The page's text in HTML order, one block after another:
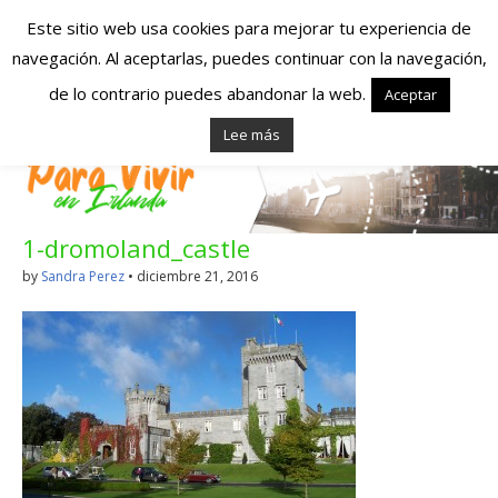
Españoles en
Irlanda – Vivir en
Irlanda – Trabajo
en Irlanda –
Alojamiento en
Irlanda
Blog dedicado a los que viven, estudian y trabajan en
Irlanda!
1-dromoland_castle
by Sandra Perez • diciembre 21, 2016
Este sitio web usa cookies para mejorar tu experiencia de
navegación. Al aceptarlas, puedes continuar con la navegación,
de lo contrario puedes abandonar la web.
Aceptar
Lee más